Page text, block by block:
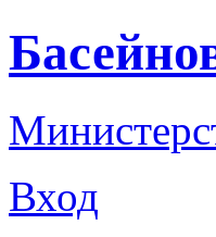
Вход